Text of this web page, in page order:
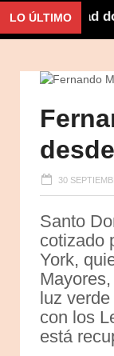
LO ÚLTIMO
30
Santo
cotizado
York,
luz
con los
está